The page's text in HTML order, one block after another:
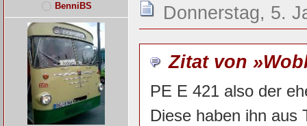
BenniBS Donnerstag, 5.
Zitat von
PE E 421 also der
Diese haben ihn aus